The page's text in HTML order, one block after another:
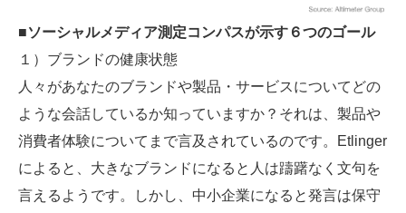
■ソーシャルメディア測定コンパスが示す６つのゴール
１）ブランドの健康状態
人々があなたのブランドや製品・サービスについてどの
ような会話しているか知っていますか？それは、製品や
消費者体験についてまで言及されているのです。Etlinger
によると、大きなブランドになると人は躊躇なく文句を
言えるようです。しかし、中小企業になると発言は保守